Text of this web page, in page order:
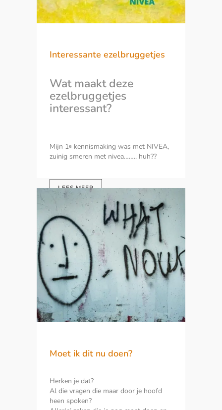
Interessante ezelbruggetjes
Wat maakt deze
ezelbruggetjes
interessant?
Mijn 1e kennismaking was met NIVEA,
zuinig smeren met nivea…….. huh??
LEES MEER
Moet ik dit nu doen?
Herken je dat?
Al die vragen die maar door je hoofd
heen spoken?